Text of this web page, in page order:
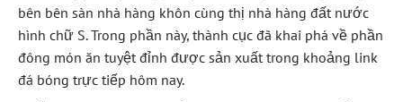
bên bên sàn nhà hàng khôn cùng thị nhà hàng đất nước
hình chữ S. Trong phần này, thành cục đã khai phá về phần
đông món ăn tuyệt đỉnh được sản xuất trong khoảng link
đá bóng trực tiếp hôm nay.